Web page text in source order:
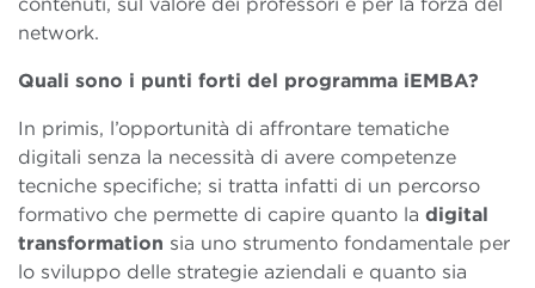
network.
Quali sono i punti forti del programma iEMBA?
In primis, l’opportunità di affrontare tematiche
digitali senza la necessità di avere competenze
tecniche specifiche; si tratta infatti di un percorso
formativo che permette di capire quanto la digital
transformation sia uno strumento fondamentale per
lo sviluppo delle strategie aziendali e quanto sia